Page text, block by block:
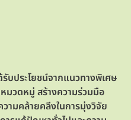
บประโยชน์จากแนวทางพิเศษ
มวดหมู่ สร้างความร่วมมือ
ามคล้ายคลีงในการมุ่งวิจัย